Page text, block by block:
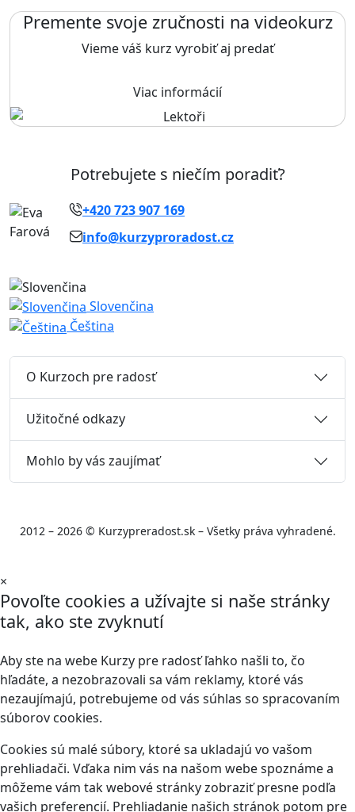
Premente svoje zručnosti na videokurz
Vieme váš kurz vyrobiť aj predať
Viac informácií
Potrebujete s niečím poradiť?
+420 723 907 169
info@kurzyproradost.cz
Slovenčina
Čeština
O Kurzoch pre radosť
Užitočné odkazy
Mohlo by vás zaujímať
2012 – 2026 © Kurzypreradost.sk – Všetky práva vyhradené.
×
Povoľte cookies a užívajte si naše stránky
tak, ako ste zvyknutí
Aby ste na webe Kurzy pre radosť ľahko našli to, čo
hľadáte, a nezobrazovali sa vám reklamy, ktoré vás
nezaujímajú, potrebujeme od vás súhlas so spracovaním
súborov cookies.
Cookies sú malé súbory, ktoré sa ukladajú vo vašom
prehliadači. Vďaka nim vás na našom webe spoznáme a
môžeme vám tak webové stránky zobraziť presne podľa
vašich preferencií. Prehliadanie našich stránok potom pre